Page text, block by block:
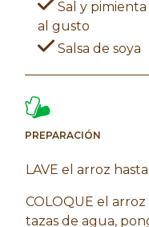
Sal y pimienta
al gusto
Salsa de soya
PREPARACIÓN
LAVE el arroz
COLOQUE el
tazas de agua,